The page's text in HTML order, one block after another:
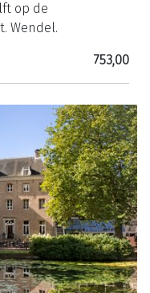
op de
Wendel.
753,00